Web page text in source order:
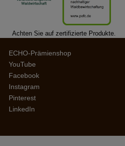
Achten Sie auf zertifizierte Produkte.
ECHO-Prämienshop
YouTube
Facebook
Instagram
Pinterest
LinkedIn